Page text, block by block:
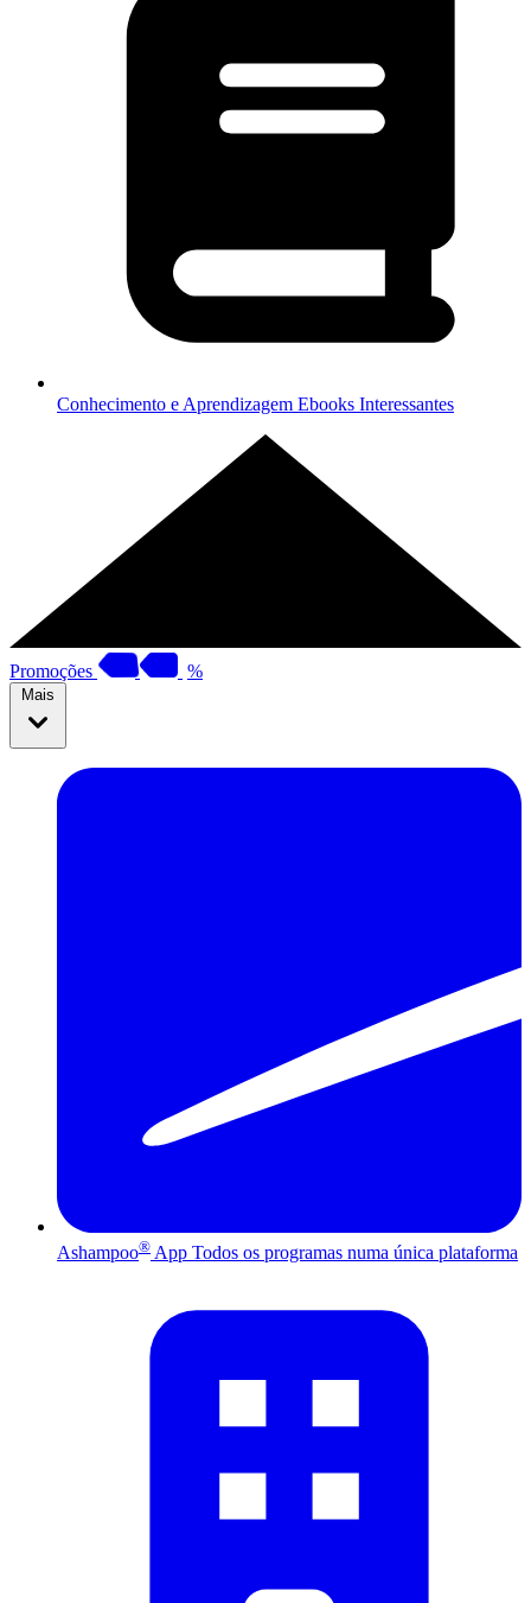
Conhecimento e Aprendizagem Ebooks Interessantes
Promoções %
Mais
Ashampoo® App Todos os programas numa única plataforma